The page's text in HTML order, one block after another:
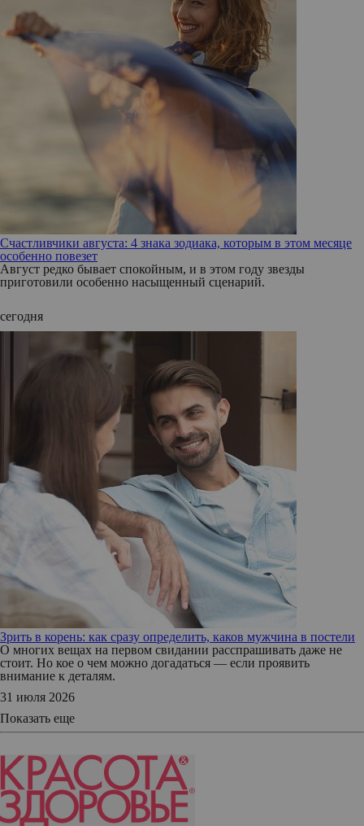
Счастливчики августа: 4 знака зодиака, которым в этом месяце
особенно повезет
Август редко бывает спокойным, и в этом году звезды
приготовили особенно насыщенный сценарий.
сегодня
Зрить в корень: как сразу определить, каков мужчина в постели
О многих вещах на первом свидании расспрашивать даже не
стоит. Но кое о чем можно догадаться — если проявить
внимание к деталям.
31 июля 2026
Показать еще